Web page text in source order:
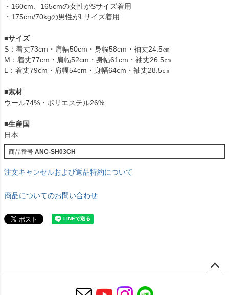
・160cm、165cmの女性がSサイズ着用
・175cm/70kgの男性がLサイズ着用
■サイズ
S：着丈73cm・肩幅50cm・身幅58cm・袖丈24.5㎝
M：着丈77cm・肩幅52cm・身幅61cm・袖丈26.5㎝
L：着丈79cm・肩幅54cm・身幅64cm・袖丈28.5㎝
■素材
ウール74%・ポリエステル26%
■生産国
日本
商品番号 ANC-SH03CH
注文キャンセルおよび返品特約について
商品についてのお問い合わせ